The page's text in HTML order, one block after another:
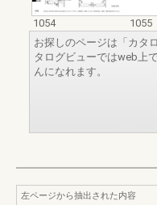
1054
1055
お探しのページは「カタ
タログビューではweb上
んになれます。
左ページから抽出された内容